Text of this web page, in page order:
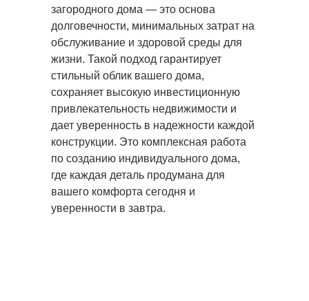
загородного дома — это основа
долговечности, минимальных затрат на
обслуживание и здоровой среды для
жизни. Такой подход гарантирует
стильный облик вашего дома,
сохраняет высокую инвестиционную
привлекательность недвижимости и
дает уверенность в надежности каждой
конструкции. Это комплексная работа
по созданию индивидуального дома,
где каждая деталь продумана для
вашего комфорта сегодня и
уверенности в завтра.